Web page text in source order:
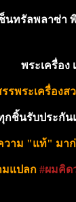
รัลพลาซ่า
พระเครื่อง
รพระเครื่อง
ทุกชิ้นรับประกั
วาม "แท้" มา
มแปลก #ผมคิด